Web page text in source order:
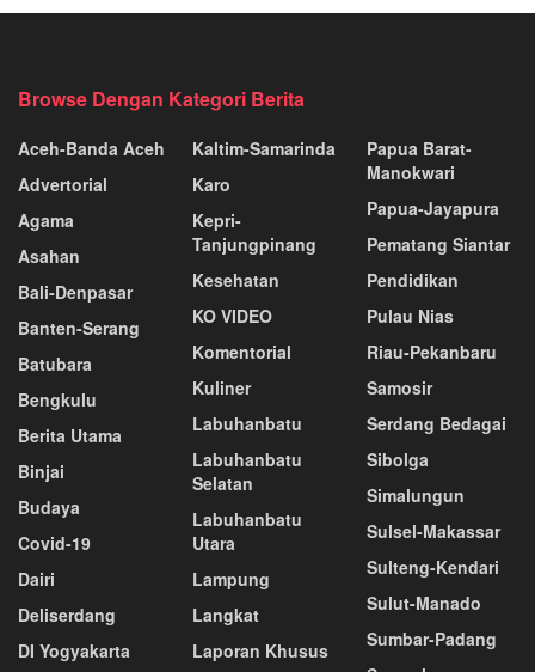
Browse Dengan Kategori Berita
Aceh-Banda Aceh
Advertorial
Agama
Asahan
Bali-Denpasar
Banten-Serang
Batubara
Bengkulu
Berita Utama
Binjai
Budaya
Covid-19
Dairi
Deliserdang
DI Yogyakarta
Kaltim-Samarinda
Karo
Kepri-
Tanjungpinang
Kesehatan
KO VIDEO
Komentorial
Kuliner
Labuhanbatu
Labuhanbatu
Selatan
Labuhanbatu
Utara
Lampung
Langkat
Laporan Khusus
Papua Barat-
Manokwari
Papua-Jayapura
Pematang Siantar
Pendidikan
Pulau Nias
Riau-Pekanbaru
Samosir
Serdang Bedagai
Sibolga
Simalungun
Sulsel-Makassar
Sulteng-Kendari
Sulut-Manado
Sumbar-Padang